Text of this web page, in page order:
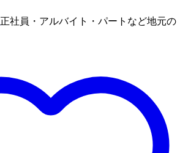
正社員・アルバイト・パートなど地元の